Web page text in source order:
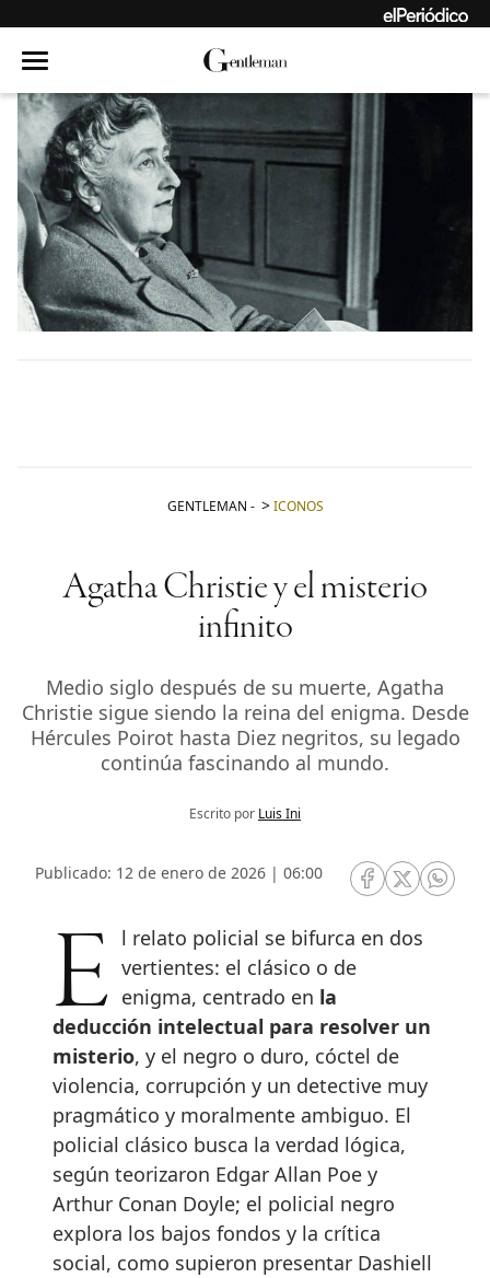
GENTLEMAN - ICONOS
Agatha Christie y el misterio
infinito
Medio siglo después de su muerte, Agatha
Christie sigue siendo la reina del enigma. Desde
Hércules Poirot hasta Diez negritos, su legado
continúa fascinando al mundo.
Escrito por Luis Ini
Publicado: 12 de enero de 2026 | 06:00
RRSS Facebook
RRSSRRSS
El relato policial se bifurca en dos vertientes: el clásico o de
enigma, centrado en la
deducción intelectual para resolver un
misterio, y el negro o duro, cóctel de
violencia, corrupción y un detective muy
pragmático y moralmente ambiguo. El
policial clásico busca la verdad lógica,
según teorizaron Edgar Allan Poe y
Arthur Conan Doyle; el policial negro
explora los bajos fondos y la crítica
social, como supieron presentar Dashiell